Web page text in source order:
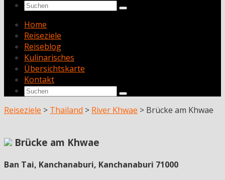
Home
Reiseziele
Reiseblog
Kulinarisches
Übersichtskarte
Kontakt
Reiseziele > Thailand > River Khwae > Brücke am Khwae
Brücke am Khwae
Ban Tai, Kanchanaburi, Kanchanaburi 71000